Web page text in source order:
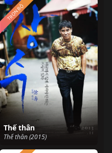
Thế thân
Thế thân (2015)
TRỌN BỘ